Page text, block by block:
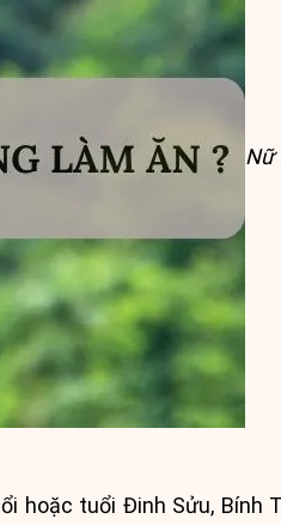
Nữ
hoặc tuổi Đinh Sửu, Bính